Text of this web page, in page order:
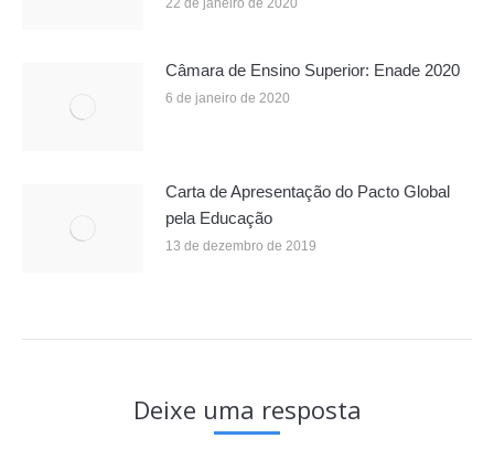
22 de janeiro de 2020
Câmara de Ensino Superior: Enade 2020
6 de janeiro de 2020
Carta de Apresentação do Pacto Global
pela Educação
13 de dezembro de 2019
Deixe uma resposta